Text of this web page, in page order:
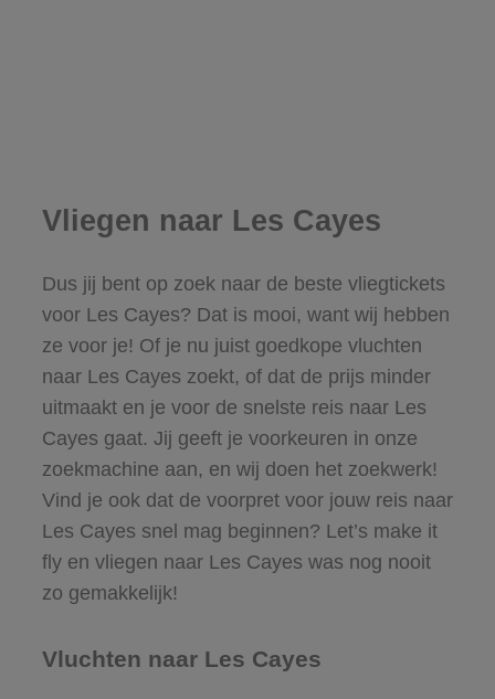
Vliegen naar Les Cayes
Dus jij bent op zoek naar de beste vliegtickets
voor Les Cayes? Dat is mooi, want wij hebben
ze voor je! Of je nu juist goedkope vluchten
naar Les Cayes zoekt, of dat de prijs minder
uitmaakt en je voor de snelste reis naar Les
Cayes gaat. Jij geeft je voorkeuren in onze
zoekmachine aan, en wij doen het zoekwerk!
Vind je ook dat de voorpret voor jouw reis naar
Les Cayes snel mag beginnen? Let’s make it
fly en vliegen naar Les Cayes was nog nooit
zo gemakkelijk!
Vluchten naar Les Cayes